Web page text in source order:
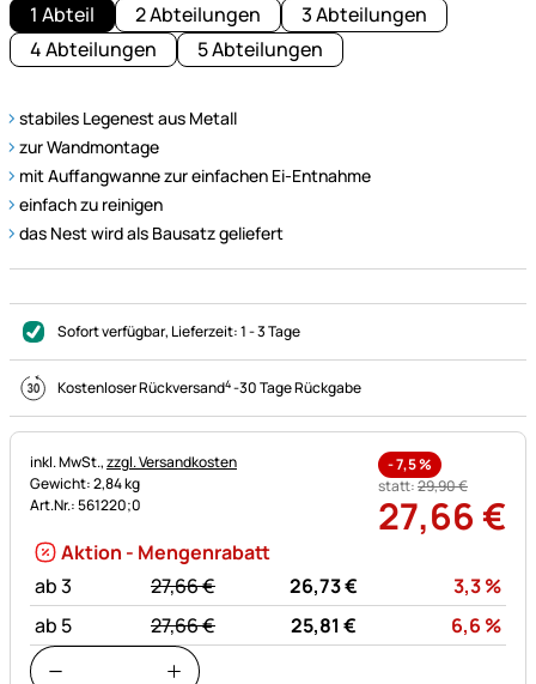
1 Abteil
2 Abteilungen
3 Abteilungen
4 Abteilungen
5 Abteilungen
stabiles Legenest aus Metall
zur Wandmontage
mit Auffangwanne zur einfachen Ei-Entnahme
einfach zu reinigen
das Nest wird als Bausatz geliefert
Sofort verfügbar, Lieferzeit:1 - 3 Tage
Kostenloser Rückversand4-30 Tage Rückgabe
Steuerhinweis:
inkl. MwSt.,zzgl. Versandkosten
Gewicht: 2,84 kg
Art.Nr.: 561220;0
-7,5%
statt:29,90€
27,66 €
Aktion - Mengenrabatt
ab 3
statt:
27,66€ 26,73€ 3,3%
ab 5
statt:
27,66€ 25,81€ 6,6 %